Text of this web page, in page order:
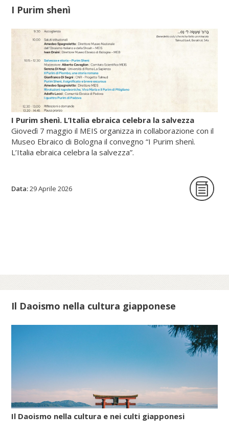
Scopri di più su fscire.it...
I Purim shenì
I Purim shenì. L’Italia ebraica celebra la salvezza
Giovedì 7 maggio il MEIS organizza in collaborazione con il
Museo Ebraico di Bologna il convegno “I Purim shenì.
L’Italia ebraica celebra la salvezza”.
La giornata di studi intende per la prima
volta indagare origine, circostanze storiche
Data:29 Aprile 2026
Il Daoismo nella cultura giapponese
Il Daoismo nella cultura e nei culti giapponesi